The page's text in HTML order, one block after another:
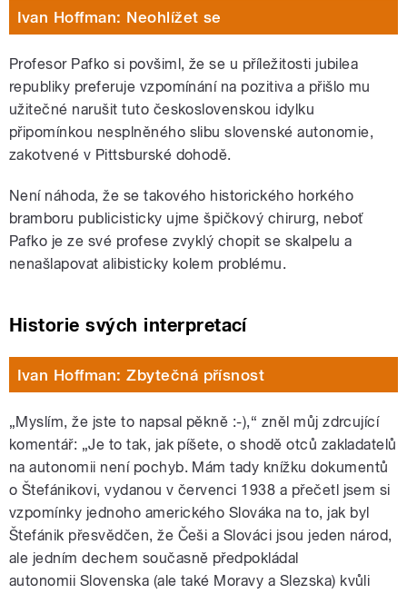
Ivan Hoffman: Neohlížet se
Profesor Pafko si povšiml, že se u příležitosti jubilea
republiky preferuje vzpomínání na pozitiva a přišlo mu
užitečné narušit tuto československou idylku
připomínkou nesplněného slibu slovenské autonomie,
zakotvené v Pittsburské dohodě.
Není náhoda, že se takového historického horkého
bramboru publicisticky ujme špičkový chirurg, neboť
Pafko je ze své profese zvyklý chopit se skalpelu a
nenašlapovat alibisticky kolem problému.
Historie svých interpretací
Ivan Hoffman: Zbytečná přísnost
„Myslím, že jste to napsal pěkně :-),“ zněl můj zdrcující
komentář: „Je to tak, jak píšete, o shodě otců zakladatelů
na autonomii není pochyb. Mám tady knížku dokumentů
o Štefánikovi, vydanou v červenci 1938 a přečetl jsem si
vzpomínky jednoho amerického Slováka na to, jak byl
Štefánik přesvědčen, že Češi a Slováci jsou jeden národ,
ale jedním dechem současně předpokládal
autonomii Slovenska (ale také Moravy a Slezska) kvůli